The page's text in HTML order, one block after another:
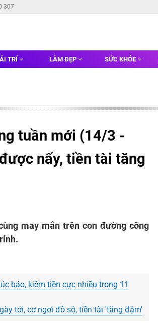
307
TRÍ LÀM ĐẸP SỨC KHỎE
tuần mới (14/3 -
nấy, tiền tài tăng
may mắn trên con đường công
báo, kiếm tiền cực nhiều trong 11
tới, cơ ngơi đồ sộ, tiền tài 'tăng đậm'